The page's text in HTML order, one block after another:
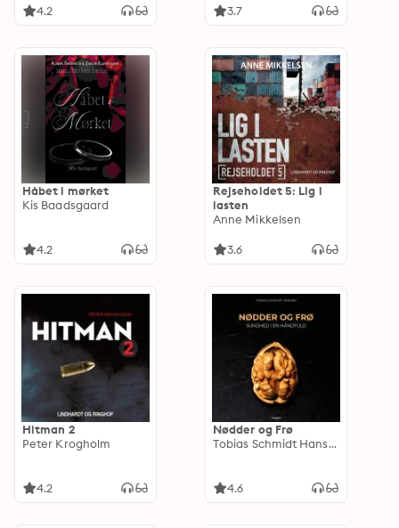
4.2 3.7
Håbet i mørket
Kis Baadsgaard
4.2
Rejseholdet 5: Lig i
lasten
Anne Mikkelsen
3.6
Hitman 2
Peter Krogholm
4.2
Nødder og Frø
Tobias Schmidt Hansen
4.6